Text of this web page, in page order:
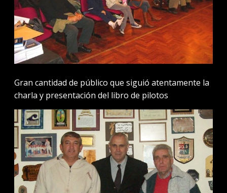
Gran cantidad de público que siguió atentamente la
charla y presentación del libro de pilotos